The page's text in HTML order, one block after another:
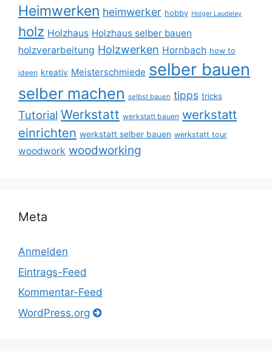
Heimwerken heimwerker hobby Holger Laudeley
holz Holzhaus Holzhaus selber bauen
holzverarbeitung Holzwerken Hornbach how to
ideen kreativ Meisterschmiede selber bauen
selber machen selbst bauen tipps tricks
Tutorial Werkstatt werkstatt bauen werkstatt
einrichten werkstatt selber bauen werkstatt tour
woodwork woodworking
Meta
Anmelden
Eintrags-Feed
Kommentar-Feed
WordPress.org